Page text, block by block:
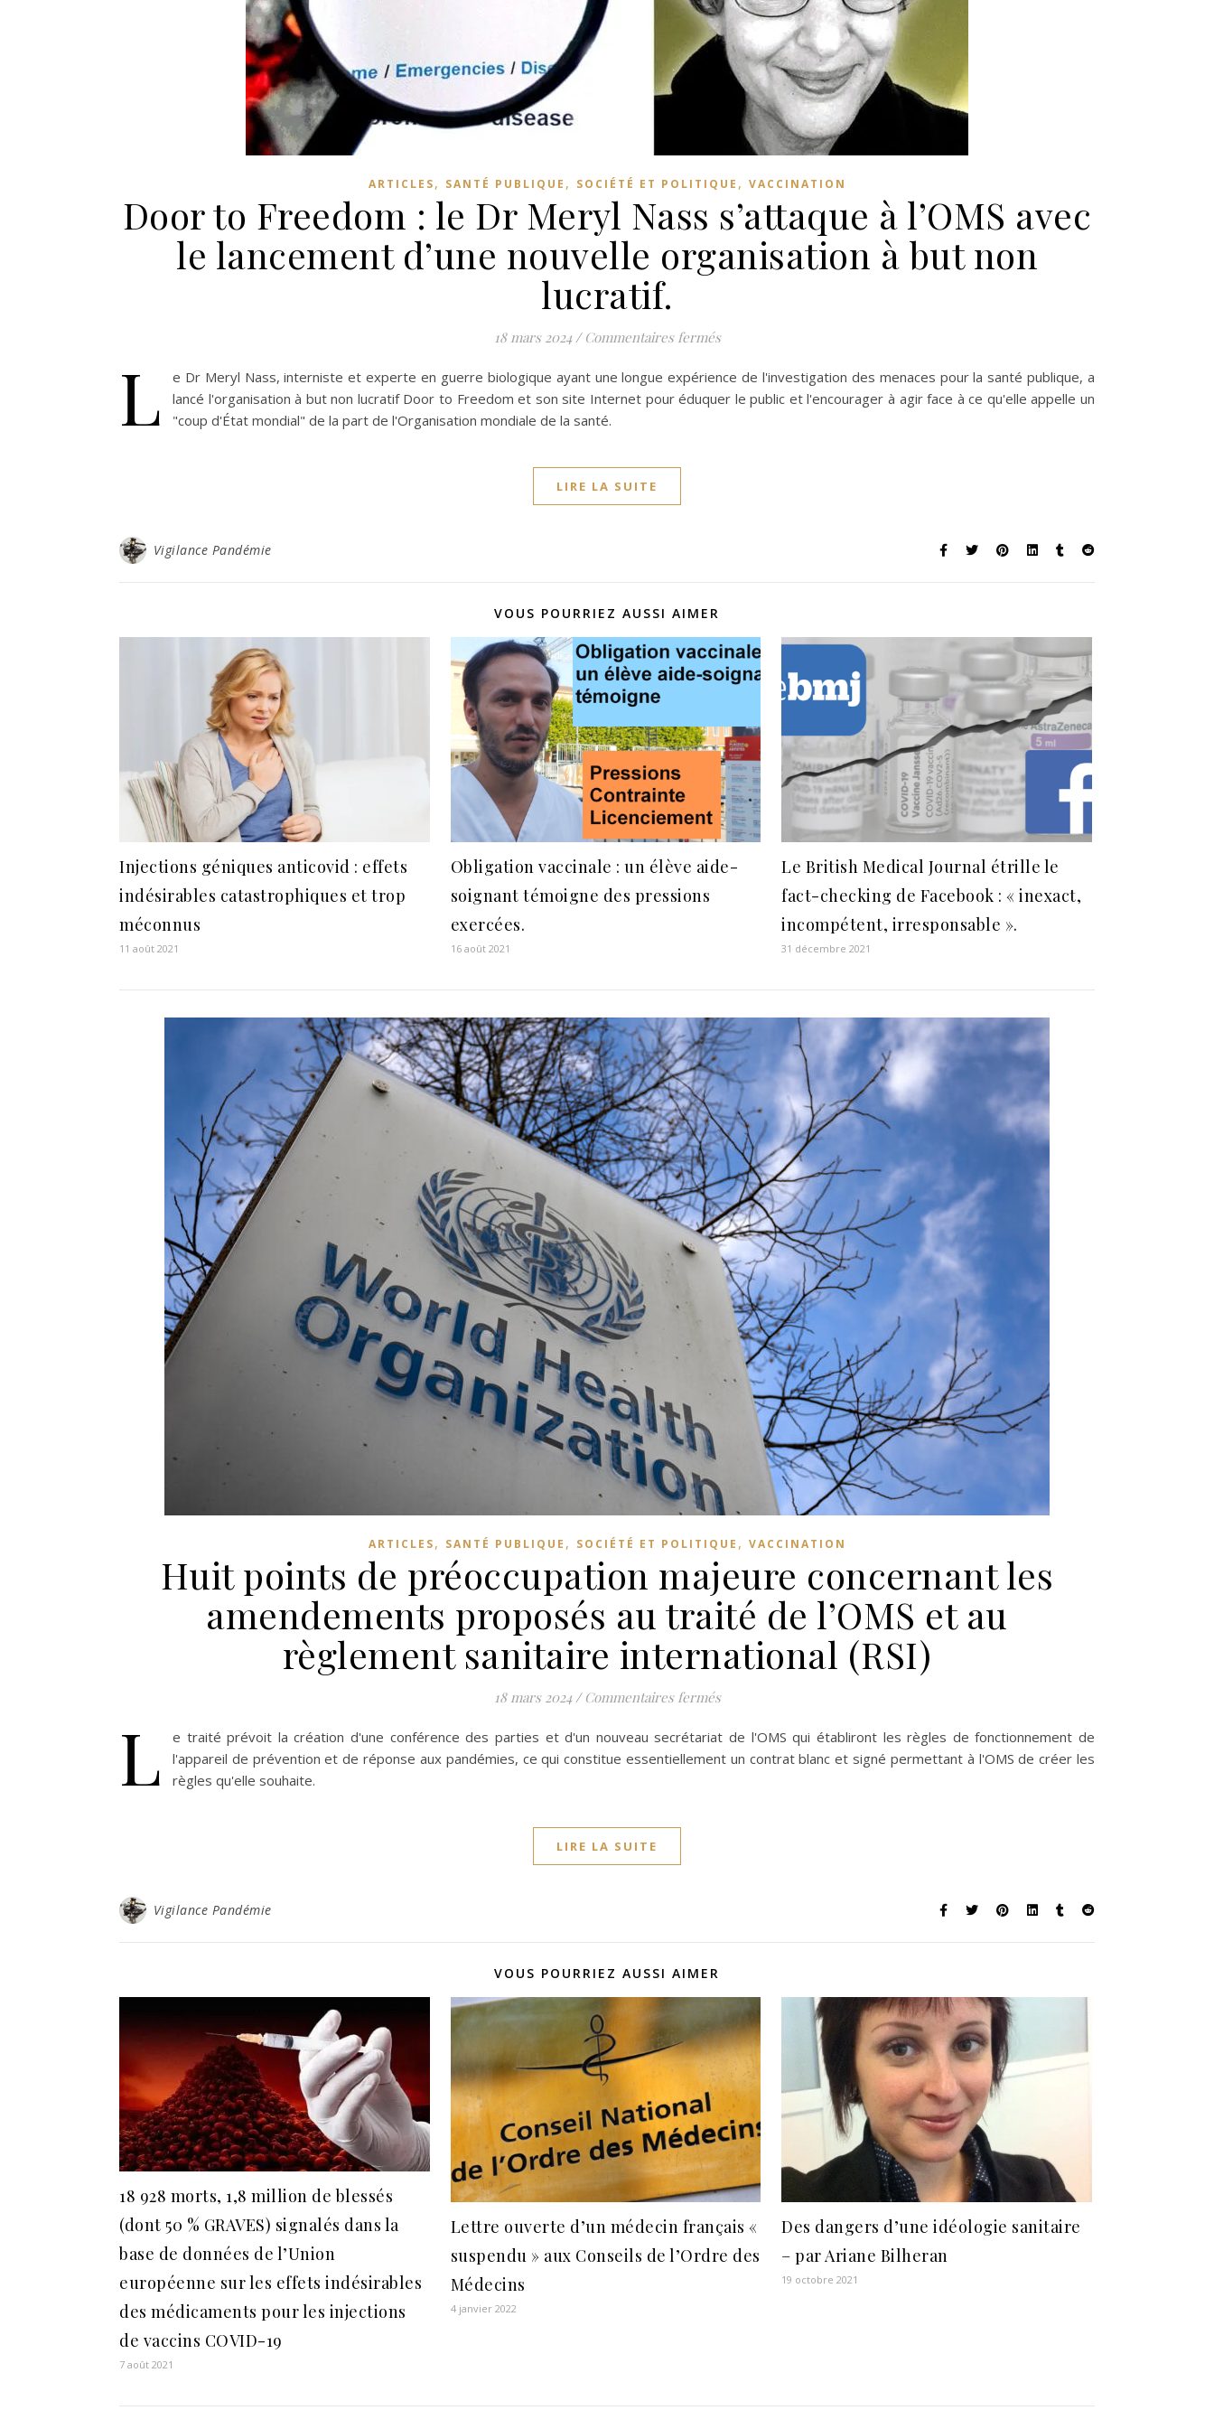
ARTICLES, SANTÉ PUBLIQUE , SOCIÉTÉ ET POLITIQUE , VACCINATION
Door to Freedom : le Dr Meryl Nass s’attaque à l’OMS avec
le lancement d’une nouvelle organisation à but non
lucratif.
18 mars 2024 / Commentaires ferméssur Door to Freedom : le Dr Meryl Nass s’attaque à l’OMS avec le lancement
L
e Dr Meryl Nass, interniste et experte en guerre biologique ayant une longue expérience de l'investigation des menaces pour la santé publique, a
lancé l'organisation à but non lucratif Door to Freedom et son site Internet pour éduquer le public et l'encourager à agir face à ce qu'elle appelle un
"coup d'État mondial" de la part de l'Organisation mondiale de la santé.
LIRE LA SUITE
Vigilance Pandémie
VOUS POURRIEZ AUSSI AIMER
Injections géniques anticovid : effets
indésirables catastrophiques et trop
méconnus
11 août 2021
Obligation vaccinale : un élève aide-
soignant témoigne des pressions
exercées.
16 août 2021
Le British Medical Journal étrille le
fact-checking de Facebook : « inexact,
incompétent, irresponsable ».
31 décembre 2021
ARTICLES, SANTÉ PUBLIQUE , SOCIÉTÉ ET POLITIQUE , VACCINATION
Huit points de préoccupation majeure concernant les
amendements proposés au traité de l’OMS et au
règlement sanitaire international (RSI)
18 mars 2024 / Commentaires ferméssur Huit points de préoccupation majeure concernant les amendements
L
e traité prévoit la création d'une conférence des parties et d'un nouveau secrétariat de l'OMS qui établiront les règles de fonctionnement de
l'appareil de prévention et de réponse aux pandémies, ce qui constitue essentiellement un contrat blanc et signé permettant à l'OMS de créer les
règles qu'elle souhaite.
LIRE LA SUITE
Vigilance Pandémie
VOUS POURRIEZ AUSSI AIMER
18 928 morts, 1,8 million de blessés
(dont 50 % GRAVES) signalés dans la
base de données de l’Union
européenne sur les effets indésirables
des médicaments pour les injections
de vaccins COVID-19
7 août 2021
Lettre ouverte d’un médecin français «
suspendu » aux Conseils de l’Ordre des
Médecins
4 janvier 2022
Des dangers d’une idéologie sanitaire
– par Ariane Bilheran
19 octobre 2021